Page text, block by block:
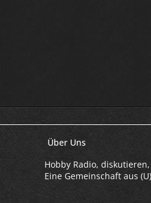
Über Uns
Hobby Radio,
Eine Gemeinschaft aus